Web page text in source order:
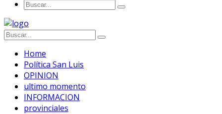
Home
Política San Luis
OPINION
ultimo momento
INFORMACION
provinciales